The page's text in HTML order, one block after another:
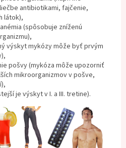
antibiotikami, fajčenie,
látok),
(spôsobuje zníženú
výskyt mykózy môže byť prvým
pošvy (mykóza môže upozorniť
mikroorganizmov v pošve,
je výskyt v I. a III. tretine).